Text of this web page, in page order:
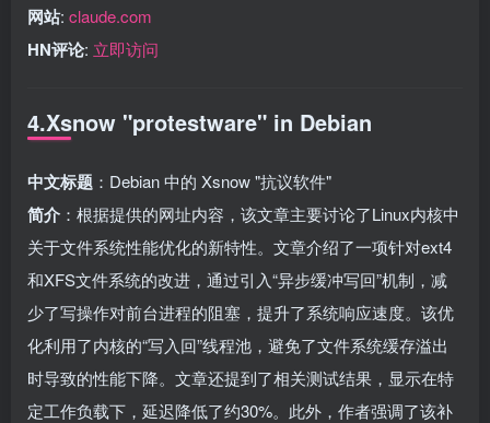
网站: claude.com
HN评论: 立即访问
4.Xsnow "protestware" in Debian
中文标题 ：Debian 中的 Xsnow "抗议软件"
简介 ：根据提供的网址内容，该文章主要讨论了Linux内核中
关于文件系统性能优化的新特性。文章介绍了一项针对ext4
和XFS文件系统的改进，通过引入“异步缓冲写回”机制，减
少了写操作对前台进程的阻塞，提升了系统响应速度。该优
化利用了内核的“写入回”线程池，避免了文件系统缓存溢出
时导致的性能下降。文章还提到了相关测试结果，显示在特
定工作负载下，延迟降低了约30%。此外，作者强调了该补